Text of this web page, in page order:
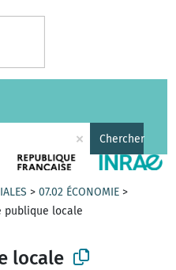
× Chercher
>07.02 ÉCONOMIE >
publique locale
locale